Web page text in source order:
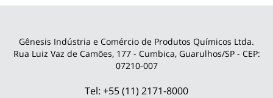
Gênesis Indústria e Comércio de Produtos Químicos Ltda.
Rua Luiz Vaz de Camões, 177 - Cumbica, Guarulhos/SP - CEP:
07210-007
Tel: +55 (11) 2171-8000